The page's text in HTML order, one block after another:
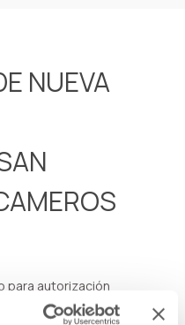
NUEVA
para autorización
en San